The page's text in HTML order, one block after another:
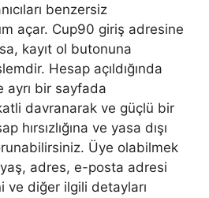
benzersiz
açar. Cup90 giriş adresine
kayıt ol butonuna
Hesap açıldığında
ayrı bir sayfada
davranarak ve güçlü bir
hırsızlığına ve yasa dışı
Üye olabilmek
adres, e-posta adresi
ve diğer ilgili detayları